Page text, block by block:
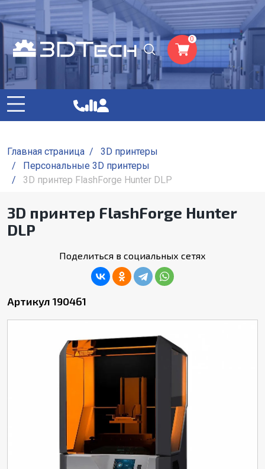
0
Главная страница /
3D принтеры
/
Персональные 3D принтеры
/
3D принтер FlashForge Hunter DLP
3D принтер FlashForge Hunter
DLP
Поделиться в социальных сетях
Артикул 190461